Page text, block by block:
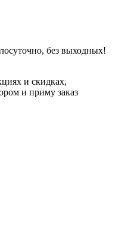
без выходных!
и скидках,
и приму заказ